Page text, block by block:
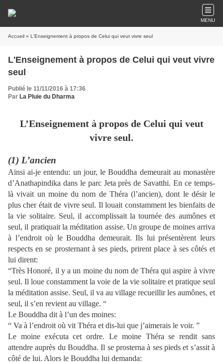
MENU
Accueil » L'Enseignement à propos de Celui qui veut vivre seul
L'Enseignement à propos de Celui qui veut vivre
seul
Publié le 11/11/2016 à 17:36
Par La Pluie du Dharma
L’Enseignement à propos de Celui qui veut
vivre seul.
(1) L’ancien
Ainsi ai-je entendu: un jour, le Bouddha demeurait au monastère
d’Anathapindika dans le parc Jeta près de Savatthi. En ce temps-
là vivait un moine du nom de Théra (l’ancien), dont le désir le
plus cher était de vivre seul. Il louait constamment les bienfaits de
la vie solitaire. Seul, il accomplissait la tournée des aumônes et
seul, il pratiquait la méditation assise. Un groupe de moines arriva
à l’endroit où le Bouddha demeurait. Ils lui présentèrent leurs
respects en se prosternant à ses pieds, prirent place à ses côtés et
lui dirent:
“Très Honoré, il y a un moine du nom de Théra qui aspire à vivre
seul. Il loue constamment la voie de la vie solitaire et pratique seul
la méditation assise. Seul, il va au village recueillir les aumônes, et
seul, il s’en revient au village. “
Le Bouddha dit à l’un des moines:
“ Va à l’endroit où vit Théra et dis-lui que j’aimerais le voir. ”
Le moine exécuta cet ordre. Le moine Théra se rendit sans
attendre auprès du Bouddha. Il se prosterna à ses pieds et s’assit à
côté de lui. Alors le Bouddha lui demanda: